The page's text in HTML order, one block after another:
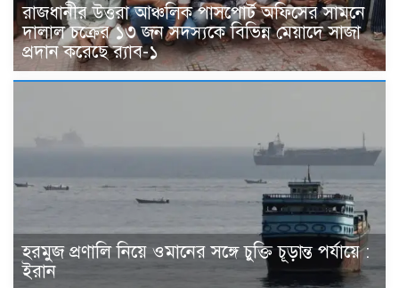
রাজধানীর উত্তরা আঞ্চলিক পাসপোর্ট অফিসের সামনে
দালাল চক্রের ১৩ জন সদস্যকে বিভিন্ন মেয়াদে সাজা
প্রদান করেছে র‌্যাব-১
হরমুজ প্রণালি নিয়ে ওমানের সঙ্গে চুক্তি চূড়ান্ত পর্যায়ে :
ইরান